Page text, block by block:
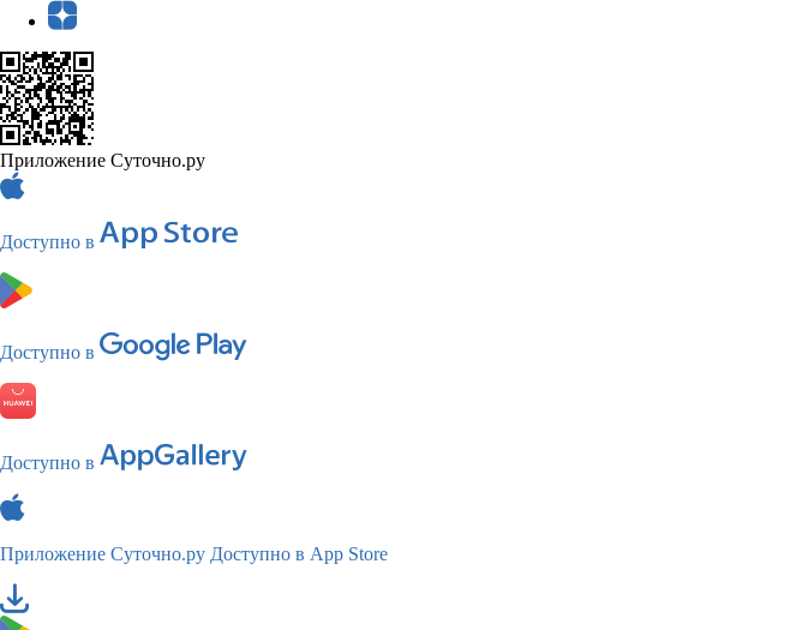
Приложение Суточно.ру
Доступно в
Доступно в
Доступно в
Приложение Суточно.ру Доступно в App Store